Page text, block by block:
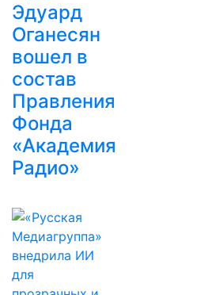
Эдуард
Оганесян
вошел в
состав
Правления
Фонда
«Академия
Радио»